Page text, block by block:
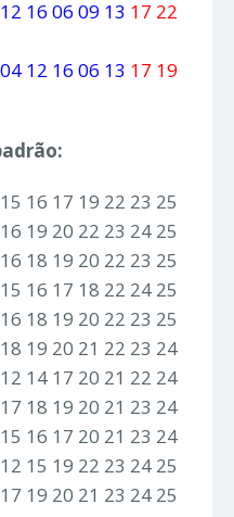
12 16 06 09 13 17 22
04 12 16 06 13 17 19
16 17 19 22 23 25
19 20 22 23 24 25
18 19 20 22 23 25
16 17 18 22 24 25
18 19 20 22 23 25
19 20 21 22 23 24
14 17 20 21 22 24
18 19 20 21 23 24
16 17 20 21 23 24
15 19 22 23 24 25
19 20 21 23 24 25